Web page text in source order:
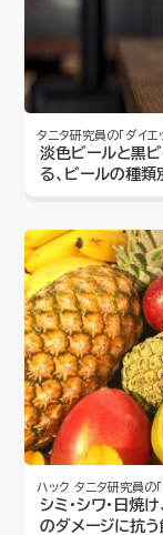
タニタ研究員の「ダイ
淡色ビールと黒
る、ビールの種
ハック タニタ研究員の
シミ・シワ・日焼
のダメージに抗